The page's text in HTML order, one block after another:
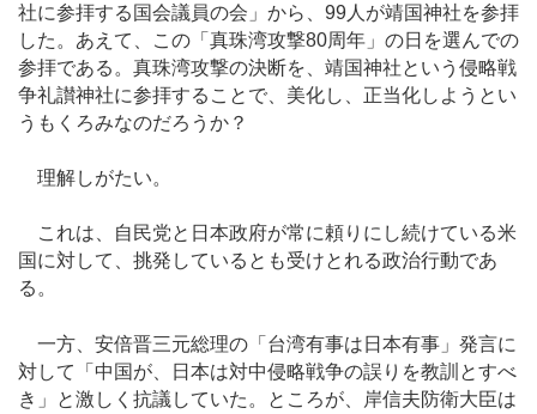
社に参拝する国会議員の会」から、99人が靖国神社を参拝
した。あえて、この「真珠湾攻撃80周年」の日を選んでの
参拝である。真珠湾攻撃の決断を、靖国神社という侵略戦
争礼讃神社に参拝することで、美化し、正当化しようとい
うもくろみなのだろうか？
理解しがたい。
これは、自民党と日本政府が常に頼りにし続けている米
国に対して、挑発しているとも受けとれる政治行動であ
る。
一方、安倍晋三元総理の「台湾有事は日本有事」発言に
対して「中国が、日本は対中侵略戦争の誤りを教訓とすべ
き」と激しく抗議していた。ところが、岸信夫防衛大臣は